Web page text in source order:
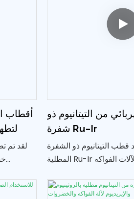
لقد تم
من التيتانيوم ذو
شفرة Ru-Ir
قطب التيتانيوم ذو الشفرة
المطلية Ru-Ir خصيصًا لآلات الفواكه
وجودته للمستهلكين